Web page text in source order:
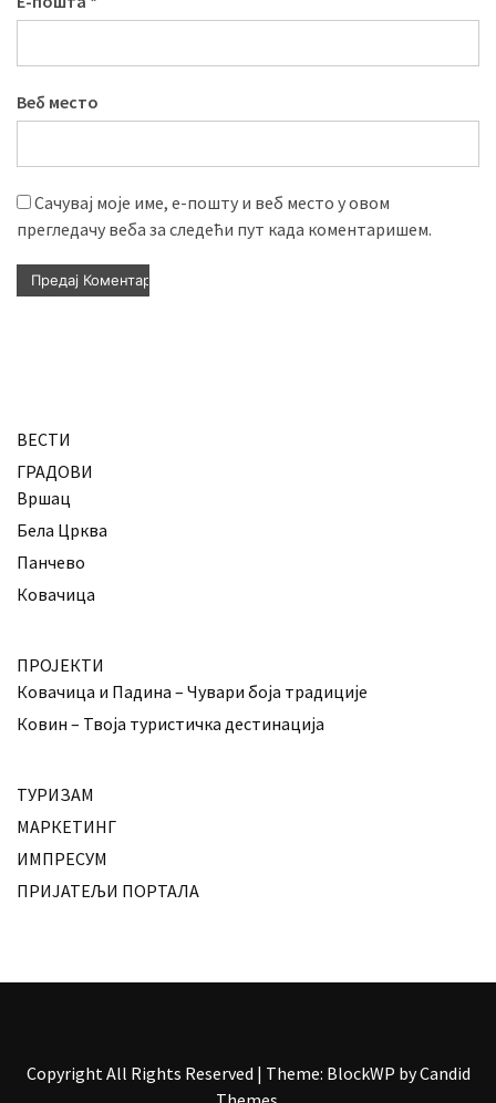
Веб место
Сачувај моје име, е-пошту и веб место у овом
прегледачу веба за следећи пут када коментаришем.
ВЕСТИ
ГРАДОВИ
Вршац
Бела Црква
Панчево
Ковачица
ПРОЈЕКТИ
Ковачица и Падина – Чувари боја традиције
Ковин – Твоја туристичка дестинација
ТУРИЗАМ
МАРКЕТИНГ
ИМПРЕСУМ
ПРИЈАТЕЉИ ПОРТАЛА
Copyright All Rights Reserved | Theme: BlockWP byCandid